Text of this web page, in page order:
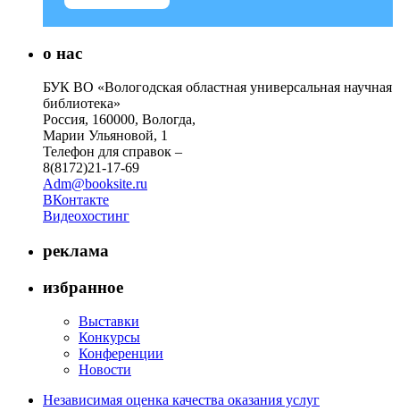
о нас
БУК ВО «Вологодская областная универсальная научная
библиотека»
Россия, 160000, Вологда,
Марии Ульяновой, 1
Телефон для справок –
8(8172)21-17-69
Adm@booksite.ru
ВКонтакте
Видеохостинг
реклама
избранное
Выставки
Конкурсы
Конференции
Новости
Независимая оценка качества оказания услуг